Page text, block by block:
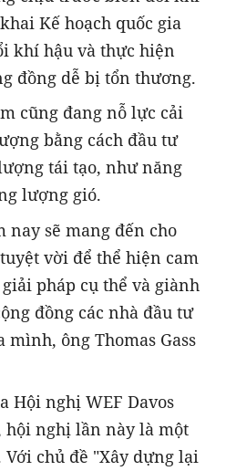
Kế hoạch quốc gia
khí hậu và thực hiện
đồng dễ bị tổn thương.
cũng đang nỗ lực cải
bằng cách đầu tư
tái tạo, như năng
lượng gió.
nay sẽ mang đến cho
vời để thể hiện cam
pháp cụ thể và giành
đồng các nhà đầu tư
ông Thomas Gass
Hội nghị WEF Davos
hội nghị lần này là một
chủ đề "Xây dựng lại